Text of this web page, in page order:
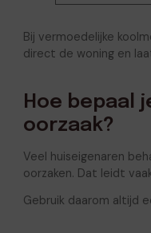
Bij vermoedelijke
direct de woning en
Hoe bepaal
oorzaak?
Veel huiseigenaren
oorzaken. Dat leidt
Gebruik daarom altijd